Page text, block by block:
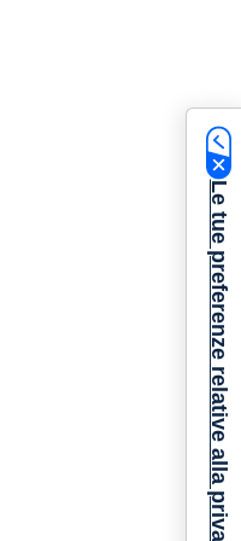
Le tue preferenze relative alla privacy